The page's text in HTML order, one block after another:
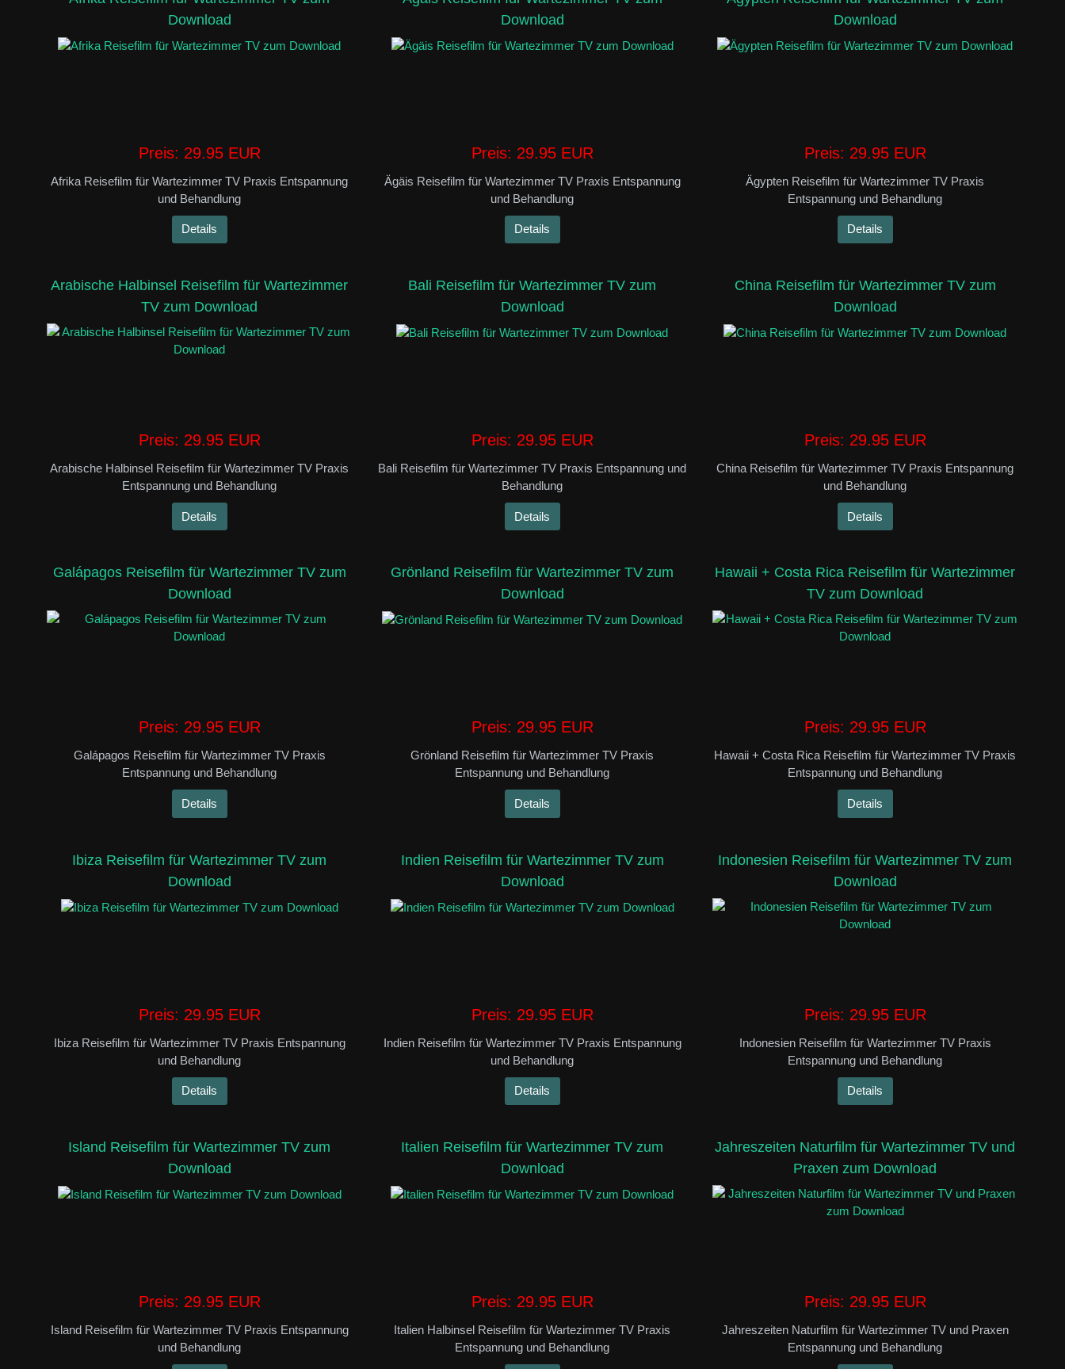
Download
Preis: 29.95 EUR
Afrika Reisefilm für Wartezimmer TV Praxis Entspannung
und Behandlung
Details
Download
Preis: 29.95 EUR
Ägäis Reisefilm für Wartezimmer TV Praxis Entspannung
und Behandlung
Details
Download
Preis: 29.95 EUR
Ägypten Reisefilm für Wartezimmer TV Praxis
Entspannung und Behandlung
Details
Arabische Halbinsel Reisefilm für Wartezimmer
TV zum Download
Preis: 29.95 EUR
Arabische Halbinsel Reisefilm für Wartezimmer TV Praxis
Entspannung und Behandlung
Details
Bali Reisefilm für Wartezimmer TV zum
Download
Preis: 29.95 EUR
Bali Reisefilm für Wartezimmer TV Praxis Entspannung und
Behandlung
Details
China Reisefilm für Wartezimmer TV zum
Download
Preis: 29.95 EUR
China Reisefilm für Wartezimmer TV Praxis Entspannung
und Behandlung
Details
Galápagos Reisefilm für Wartezimmer TV zum
Download
Preis: 29.95 EUR
Galápagos Reisefilm für Wartezimmer TV Praxis
Entspannung und Behandlung
Details
Grönland Reisefilm für Wartezimmer TV zum
Download
Preis: 29.95 EUR
Grönland Reisefilm für Wartezimmer TV Praxis
Entspannung und Behandlung
Details
Hawaii + Costa Rica Reisefilm für Wartezimmer
TV zum Download
Preis: 29.95 EUR
Hawaii + Costa Rica Reisefilm für Wartezimmer TV Praxis
Entspannung und Behandlung
Details
Ibiza Reisefilm für Wartezimmer TV zum
Download
Preis: 29.95 EUR
Ibiza Reisefilm für Wartezimmer TV Praxis Entspannung
und Behandlung
Details
Indien Reisefilm für Wartezimmer TV zum
Download
Preis: 29.95 EUR
Indien Reisefilm für Wartezimmer TV Praxis Entspannung
und Behandlung
Details
Indonesien Reisefilm für Wartezimmer TV zum
Download
Preis: 29.95 EUR
Indonesien Reisefilm für Wartezimmer TV Praxis
Entspannung und Behandlung
Details
Island Reisefilm für Wartezimmer TV zum
Download
Preis: 29.95 EUR
Island Reisefilm für Wartezimmer TV Praxis Entspannung
und Behandlung
Italien Reisefilm für Wartezimmer TV zum
Download
Preis: 29.95 EUR
Italien Halbinsel Reisefilm für Wartezimmer TV Praxis
Entspannung und Behandlung
Jahreszeiten Naturfilm für Wartezimmer TV und
Praxen zum Download
Preis: 29.95 EUR
Jahreszeiten Naturfilm für Wartezimmer TV und Praxen
Entspannung und Behandlung